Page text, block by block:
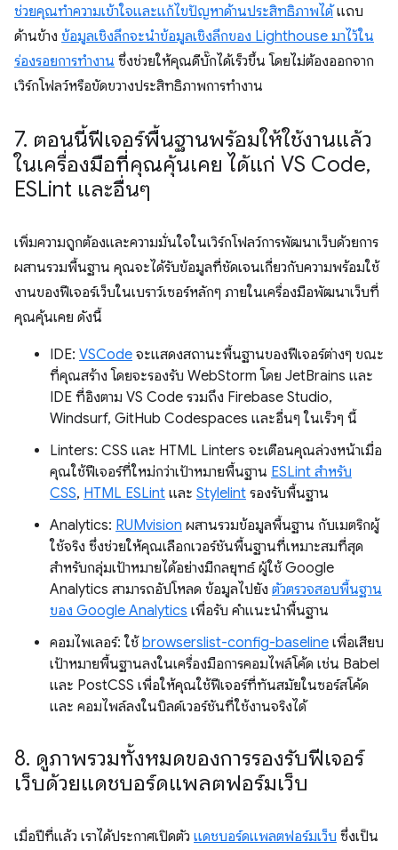
ช่วยคุณทำความเข้าใจและแก้ไขปัญหาด้านประสิทธิภาพได้แถบ
ด้านข้าง ข้อมูลเชิงลึกจะนำข้อมูลเชิงลึกของ Lighthouse มาไว้ใน
ร่องรอยการทำงาน ซึ่งช่วยให้คุณดีบั๊กได้เร็วขึ้น โดยไม่ต้องออกจาก
เวิร์กโฟลว์หรือขัดขวางประสิทธิภาพการทำงาน
7. ตอนนี้ฟีเจอร์พื้นฐานพร้อมให้ใช้งานแล้ว
ในเครื่องมือที่คุณคุ้นเคย ได้แก่ VS Code,
ESLint และอื่นๆ
เพิ่มความถูกต้องและความมั่นใจในเวิร์กโฟลว์การพัฒนาเว็บด้วยการ
ผสานรวมพื้นฐาน คุณจะได้รับข้อมูลที่ชัดเจนเกี่ยวกับความพร้อมใช้
งานของฟีเจอร์เว็บในเบราว์เซอร์หลักๆ ภายในเครื่องมือพัฒนาเว็บที่
คุณคุ้นเคย ดังนี้
IDE: VSCode จะแสดงสถานะพื้นฐานของฟีเจอร์ต่างๆ ขณะ
ที่คุณสร้าง โดยจะรองรับ WebStorm โดย JetBrains และ
IDE ที่อิงตาม VS Code รวมถึง Firebase Studio,
Windsurf, GitHub Codespaces และอื่นๆ ในเร็วๆ นี้
Linters: CSS และ HTML Linters จะเตือนคุณล่วงหน้าเมื่อ
คุณใช้ฟีเจอร์ที่ใหม่กว่าเป้าหมายพื้นฐาน ESLint สำหรับ
CSS, HTML ESLint และ Stylelint รองรับพื้นฐาน
Analytics: RUMvision ผสานรวมข้อมูลพื้นฐาน กับเมตริกผู้
ใช้จริง ซึ่งช่วยให้คุณเลือกเวอร์ชันพื้นฐานที่เหมาะสมที่สุด
สำหรับกลุ่มเป้าหมายได้อย่างมีกลยุทธ์ ผู้ใช้ Google
Analytics สามารถอัปโหลด ข้อมูลไปยัง ตัวตรวจสอบพื้นฐาน
ของ Google Analytics เพื่อรับ คำแนะนำพื้นฐาน
คอมไพเลอร์: ใช้browserslist-config-baseline เพื่อเสียบ
เป้าหมายพื้นฐานลงในเครื่องมือการคอมไพล์โค้ด เช่น Babel
และ PostCSS เพื่อให้คุณใช้ฟีเจอร์ที่ทันสมัยในซอร์สโค้ด
และ คอมไพล์ลงในบิลด์เวอร์ชันที่ใช้งานจริงได้
8. ดูภาพรวมทั้งหมดของการรองรับฟีเจอร์
เว็บด้วยแดชบอร์ดแพลตฟอร์มเว็บ
เมื่อปีที่แล้ว เราได้ประกาศเปิดตัว แดชบอร์ดแพลตฟอร์มเว็บ ซึ่งเป็น